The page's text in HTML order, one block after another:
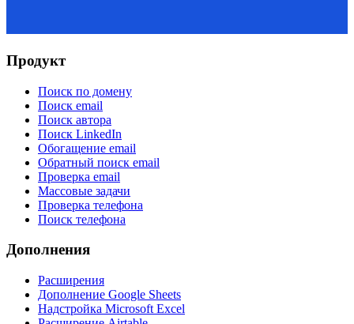
Продукт
Поиск по домену
Поиск email
Поиск автора
Поиск LinkedIn
Обогащение email
Обратный поиск email
Проверка email
Массовые задачи
Проверка телефона
Поиск телефона
Дополнения
Расширения
Дополнение Google Sheets
Надстройка Microsoft Excel